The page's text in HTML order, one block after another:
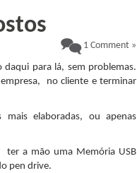
1 Comment »
daqui para lá, sem problemas.
no cliente e terminar
mais elaboradas, ou apenas
ter a mão uma Memória USB
pen drive.